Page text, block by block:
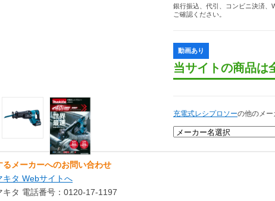
銀行振込、代引、コンビニ決済、
ご確認ください。
動画あり
当サイトの商品は
充電式レシプロソーの他のメー
るメーカーへのお問い合わせ
キタ Webサイトへ
キタ 電話番号：0120-17-1197